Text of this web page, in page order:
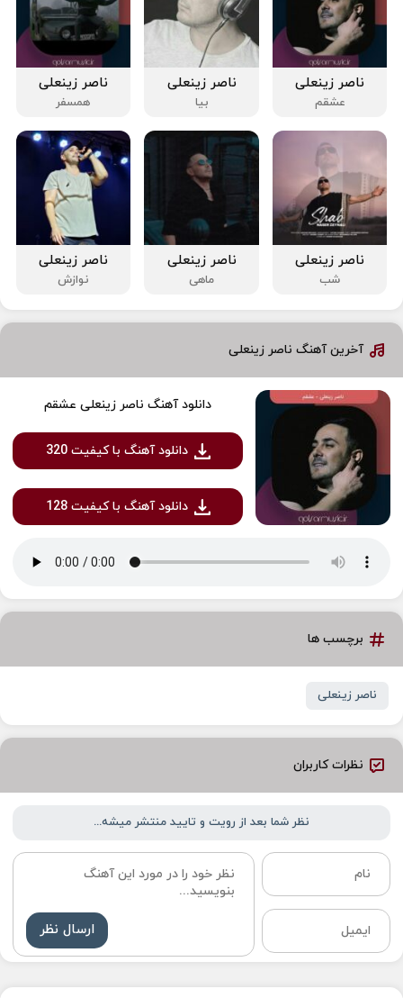
ناصر زینعلی
عشقم
ناصر زینعلی
بیا
ناصر زینعلی
همسفر
ناصر زینعلی
شب
ناصر زینعلی
ماهی
ناصر زینعلی
نوازش
آخرین آهنگ ناصر زینعلی
دانلود آهنگ ناصر زینعلی عشقم
دانلود آهنگ با کیفیت 320
دانلود آهنگ با کیفیت 128
برچسب ها
ناصر زینعلی
نظرات کاربران
نظر شما بعد از رویت و تایید منتشر میشه...
ارسال نظر